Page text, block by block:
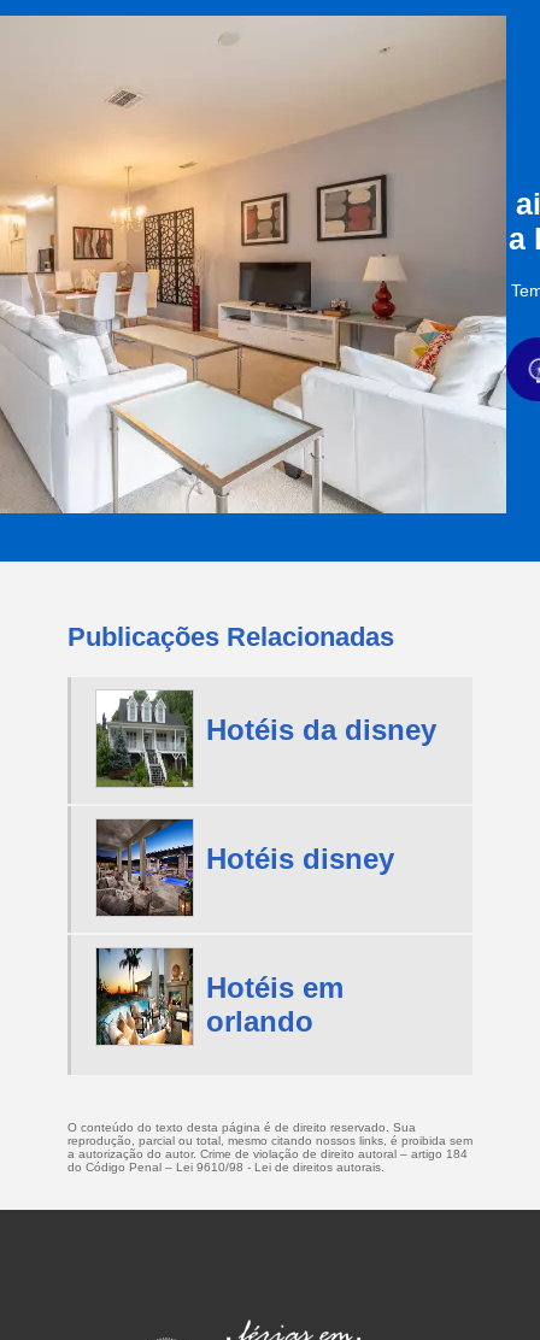
a
Publicações Relacionadas
Hotéis da disney
Hotéis disney
Hotéis em
orlando
O conteúdo do texto desta página é de direito reservado. Sua
reprodução, parcial ou total, mesmo citando nossos links, é proibida sem
a autorização do autor. Crime de violação de direito autoral – artigo 184
do Código Penal – Lei 9610/98 - Lei de direitos autorais